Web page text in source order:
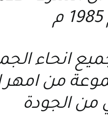
انحاء
من
من الجودة